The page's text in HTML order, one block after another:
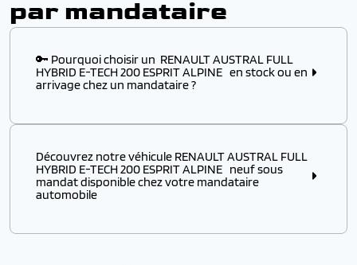
par mandataire
🔑 Pourquoi choisir un RENAULT AUSTRAL FULL
HYBRID E-TECH 200 ESPRIT ALPINE en stock ou en
arrivage chez un mandataire ?
Choisir ce modèleen stockouen arrivagechez un
✔️ D’obtenir unmodèle disponible immédiatement
sans attendre plusieurs mois de délai usine
distributeurs européens
Découvrez notre véhicule RENAULT AUSTRAL FULL
HYBRID E-TECH 200 ESPRIT ALPINE neuf sous
mandat disponible chez votre mandataire
automobile
Découvrez notre véhicule RENAULT AUSTRAL FULL